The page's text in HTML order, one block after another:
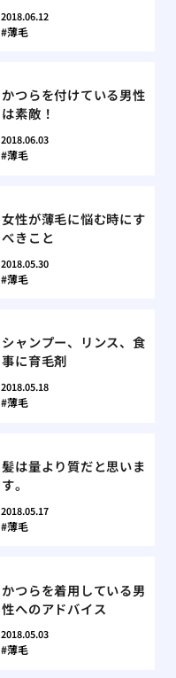
2018.06.12
薄毛
かつらを付けている男性
は素敵！
2018.06.03
薄毛
女性が薄毛に悩む時にす
べきこと
2018.05.30
薄毛
シャンプー、リンス、食
事に育毛剤
2018.05.18
薄毛
髪は量より質だと思いま
す。
2018.05.17
薄毛
かつらを着用している男
性へのアドバイス
2018.05.03
薄毛